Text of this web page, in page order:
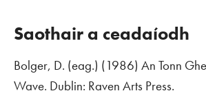
Saothair a ceadaíodh
Bolger, D. (eag.) (1986) An Tonn
Wave. Dublin: Raven Arts Press.